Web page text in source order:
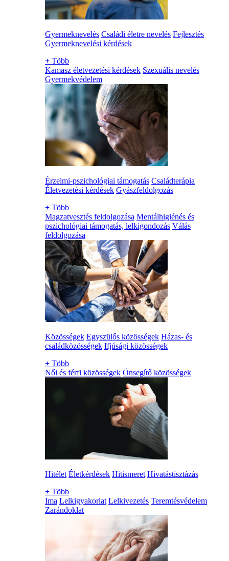
Gyermeknevelés Családi életre nevelés Fejlesztés
Gyermeknevelési kérdések
+ Több
Kamasz életvezetési kérdések Szexuális nevelés
Gyermekvédelem
Érzelmi-pszichológiai támogatás Családterápia
Életvezetési kérdések Gyászfeldolgozás
+ Több
Magzatvesztés feldolgozása Mentálhigiénés és
pszichológiai támogatás, lelkigondozás Válás
feldolgozása
Közösségek Egyszülős közösségek Házas- és
családközösségek Ifjúsági közösségek
+ Több
Női és férfi közösségek Önsegítő közösségek
Hitélet Életkérdések Hitismeret Hivatástisztázás
+ Több
Ima Lelkigyakorlat Lelkivezetés Teremtésvédelem
Zarándoklat